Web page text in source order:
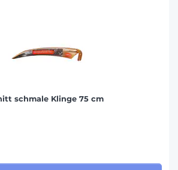
schmale Klinge 75 cm